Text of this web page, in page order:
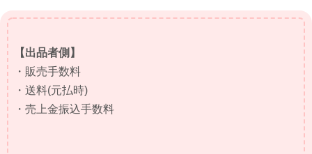
【出品者側】
・販売手数料
・送料(元払時)
・売上金振込手数料